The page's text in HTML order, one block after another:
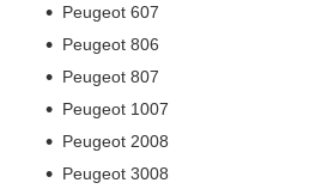
Peugeot 607
Peugeot 806
Peugeot 807
Peugeot 1007
Peugeot 2008
Peugeot 3008